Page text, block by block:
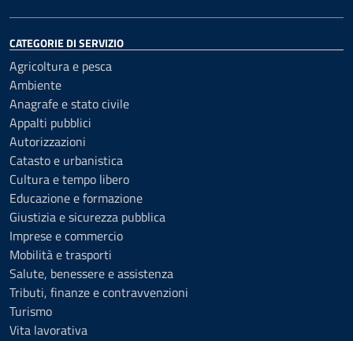
CATEGORIE DI SERVIZIO
Agricoltura e pesca
Ambiente
Anagrafe e stato civile
Appalti pubblici
Autorizzazioni
Catasto e urbanistica
Cultura e tempo libero
Educazione e formazione
Giustizia e sicurezza pubblica
Imprese e commercio
Mobilità e trasporti
Salute, benessere e assistenza
Tributi, finanze e contravvenzioni
Turismo
Vita lavorativa